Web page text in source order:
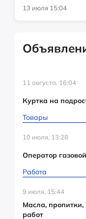
13 июля 15:04
11 августа, 16:04
Куртка на
Товары
10 июля, 13:28
Оператор
Работа
9 июля, 15:44
Масла,
работ